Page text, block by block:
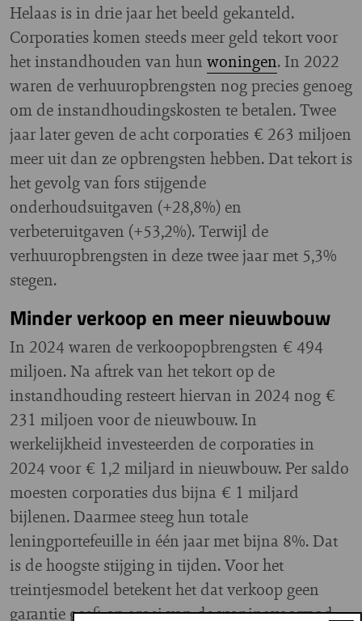
Helaas is in drie jaar het beeld gekanteld.
Corporaties komen steeds meer geld tekort voor
het instandhouden van hun woningen. In 2022
waren de verhuuropbrengsten nog precies genoeg
om de instandhoudingskosten te betalen. Twee
jaar later geven de acht corporaties € 263 miljoen
meer uit dan ze opbrengsten hebben. Dat tekort is
het gevolg van fors stijgende
onderhoudsuitgaven (+28,8%) en
verbeteruitgaven (+53,2%). Terwijl de
verhuuropbrengsten in deze twee jaar met 5,3%
stegen.
Minder verkoop en meer nieuwbouw
In 2024 waren de verkoopopbrengsten € 494
miljoen. Na aftrek van het tekort op de
instandhouding resteert hiervan in 2024 nog €
231 miljoen voor de nieuwbouw. In
werkelijkheid investeerden de corporaties in
2024 voor € 1,2 miljard in nieuwbouw. Per saldo
moesten corporaties dus bijna € 1 miljard
bijlenen. Daarmee steeg hun totale
leningportefeuille in één jaar met bijna 8%. Dat
is de hoogste stijging in tijden. Voor het
treintjesmodel betekent het dat verkoop geen
garantie geeft op groei van de woningvoorraad.